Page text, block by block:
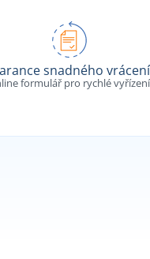
snadného vrácení
formulář pro rychlé vyřízení